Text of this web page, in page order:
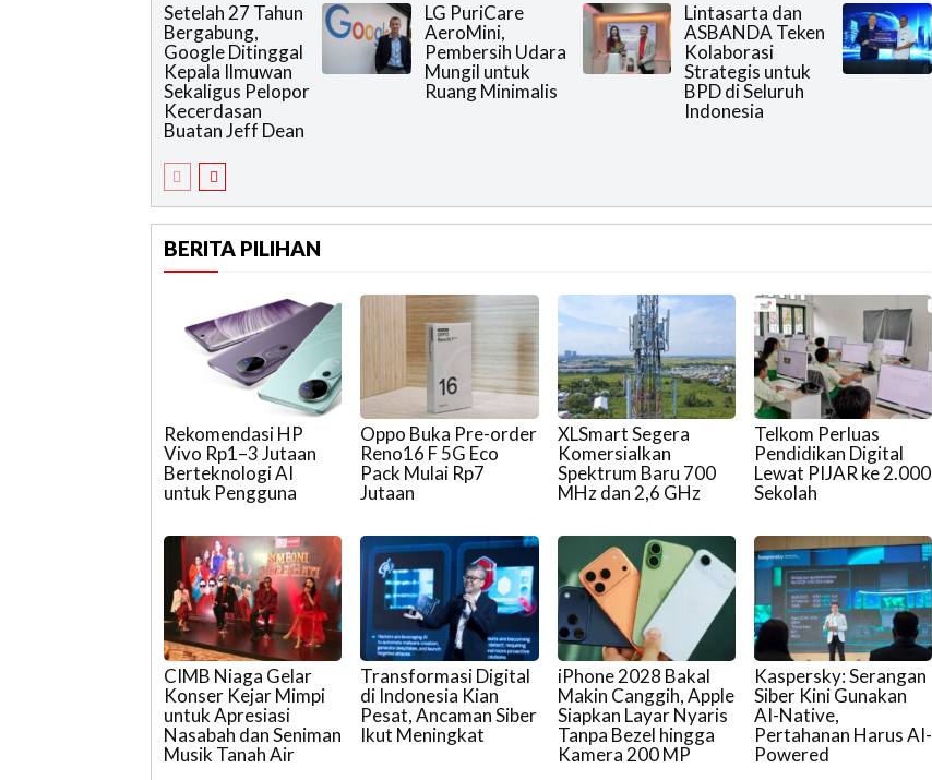
Setelah 27 Tahun
Bergabung,
Google Ditinggal
Kepala Ilmuwan
Sekaligus Pelopor
Kecerdasan
Buatan Jeff Dean
LG PuriCare
AeroMini,
Pembersih Udara
Mungil untuk
Ruang Minimalis
Lintasarta dan
ASBANDA Teken
Kolaborasi
Strategis untuk
BPD di Seluruh
Indonesia
BERITA PILIHAN
Rekomendasi HP
Vivo Rp1–3 Jutaan
Berteknologi AI
untuk Pengguna
Oppo Buka Pre-order
Reno16 F 5G Eco
Pack Mulai Rp7
Jutaan
XLSmart Segera
Komersialkan
Spektrum Baru 700
MHz dan 2,6 GHz
Telkom Perluas
Pendidikan Digital
Lewat PIJAR ke 2.000
Sekolah
CIMB Niaga Gelar
Konser Kejar Mimpi
untuk Apresiasi
Nasabah dan Seniman
Musik Tanah Air
Transformasi Digital
di Indonesia Kian
Pesat, Ancaman Siber
Ikut Meningkat
iPhone 2028 Bakal
Makin Canggih, Apple
Siapkan Layar Nyaris
Tanpa Bezel hingga
Kamera 200 MP
Kaspersky: Serangan
Siber Kini Gunakan
AI-Native,
Pertahanan Harus AI-
Powered